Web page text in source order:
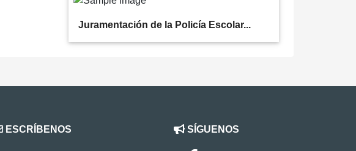
Juramentación de la Policía Escolar...
ESCRÍBENOS SÍGUENOS